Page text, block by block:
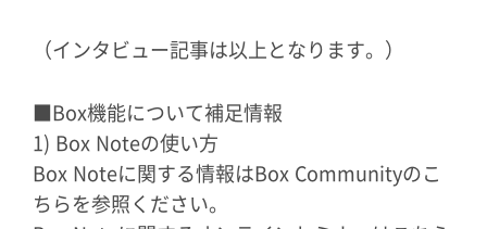
（インタビュー記事は以上となります。）
■Box機能について補足情報
1) Box Noteの使い方
Box Noteに関する情報はBox Communityのこ
ちらを参照ください。